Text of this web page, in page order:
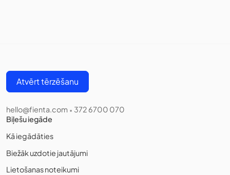
Atvērt tērzēšanu
hello@fienta.com • 372 6700 070
Biļešu iegāde
Kā iegādāties
Biežāk uzdotie jautājumi
Lietošanas noteikumi